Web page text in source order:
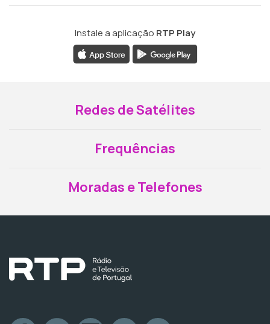
Instale a aplicação RTP Play
Redes de Satélites
Frequências
Moradas e Telefones